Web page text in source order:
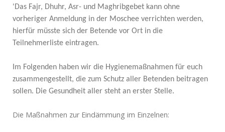
'Das Fajr, Dhuhr, Asr- und Maghribgebet kann ohne
vorheriger Anmeldung in der Moschee verrichten werden,
hierfür müsste sich der Betende vor Ort in die
Teilnehmerliste eintragen.
Im Folgenden haben wir die Hygienemaßnahmen für euch
zusammengestellt, die zum Schutz aller Betenden beitragen
sollen. Die Gesundheit aller steht an erster Stelle.
Die Maßnahmen zur Eindämmung im Einzelnen: